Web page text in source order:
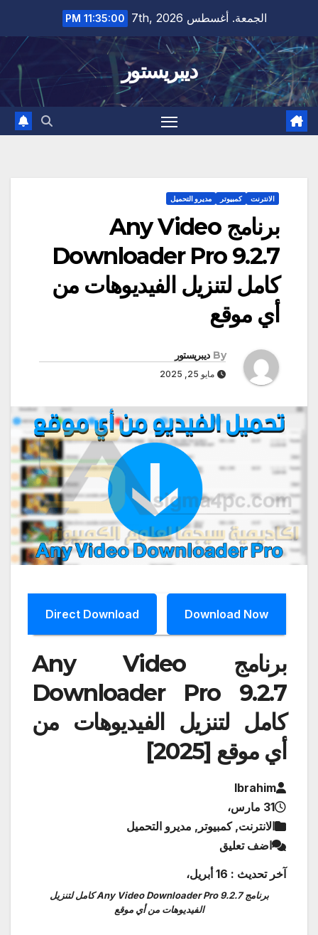
content
الجمعة. أغسطس 7th, 2026 11:35:01 PM
ديبريستور
الانترنت كمبيوتر مديرو التحميل
برنامج Any Video
Downloader Pro 9.2.7
كامل لتنزيل الفيديوهات من
أي موقع
By ديبريستور
مايو 25, 2025
Download Now
Direct Download
برنامج Any Video
Downloader Pro 9.2.7
كامل لتنزيل الفيديوهات من
أي موقع [2025]
Ibrahim
31 مارس،
الانترنت, كمبيوتر, مديرو التحميل
اضف تعليق
آخر تحديث : 16 أبريل،
برنامج Any Video Downloader Pro 9.2.7 كامل لتنزيل
الفيديوهات من أي موقع